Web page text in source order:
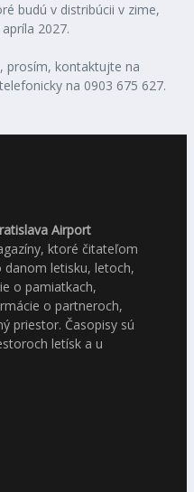
budú v distribúcii v zime,
2027.
prosím, kontaktujte na
na 0903 675 627.
Airport
ktoré čitateľom
letisku, letoch,
o pamiatkach,
o partneroch,
priestor. Časopisy sú
letísk a u